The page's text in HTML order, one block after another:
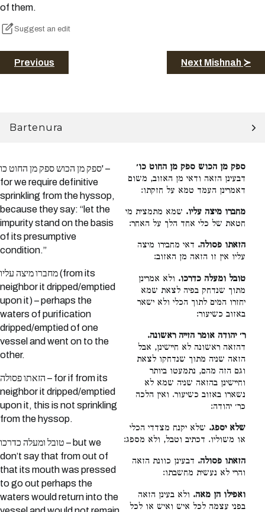
of them.
Suggest an edit
Previous Next Mishnah ≻
Bartenura
ספק מן הכוש ספק מן החוט כו' –
for we require definitive
sprinkling from the hyssop,
because they say: “let the
impurity stand on the basis
of its presumptive
condition.”
מחברו מיצה עליו (from its
neighbor it dripped/emptied
upon it) – perhaps the
waters of purification
dripped/emptied of one
vessel and went on to the
other.
הזאתו פסולה – for if from its
neighbor it dripped/emptied
upon it, this is not sprinkling
from the hyssop.
טובל ומעלה כדרכו – but we
don’t say that from out of
that its mouth was pressed
to go out perhaps the
waters would return into the
ספק מן הכוש ספק מן החוט כו׳
דבעינן הזאה ודאי מן האזוב, משום
דאמרינן העמד טמא על חזקתו:
מחברו מיצה עליו. שמא מתמצית מי
חטאת של כלי אחד הלך על האחר:
הזאתו פסולה. דאי מחבירו מיצה
עליו אין זו הזאה מן האזוב:
טובל ומעלה כדרכו. ולא אמרינן
מתוך שנדחק בפיה לצאת שמא
יחזרו המים לתוך הכלי ולא ישאר
באזוב כשיעור:
ר׳ יהודה אומר הזייה ראשונה.
דהזאה ראשונה לא חיישינן, אבל
הזאה שניה מתוך שנדחקו לצאת
וגם הזה מהם, נתמעטו ביותר
וחיישינן בהזאה שניה שמא לא
נשארו באזוב כשיעור. ואין הלכה
כר׳ יהודה:
שלא יספג. שלא יקנח מצדדי הכלי
או משוליו. דכתיב וטבל, ולא מספג:
הזאתו פסולה. דבעינן כוונת הזאה
והרי לא נעשית מחשבתו:
ואפילו הן מאה. ולא בעינן הזאה
בפני עצמה לכל איש ואיש או לכל